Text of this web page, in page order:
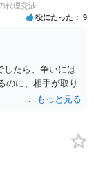
代理交渉
役にたった 9
したら、争いには
のに、相手が取り